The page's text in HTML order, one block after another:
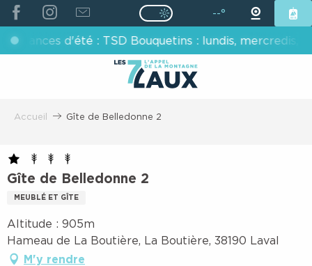
ALLER
AU
CONTENU
PRINCIPAL
Page D’accueil Actuelle Été :
Page D’accueil Actuelle
d'été : TSD Bouquetins : lundis, mercredis,
--°
Accueil Gîte de Belledonne 2
Gîte de Belledonne 2
MEUBLÉ ET GÎTE
Altitude : 905m
Hameau de La Boutière, La Boutière, 38190 Laval
M'y rendre